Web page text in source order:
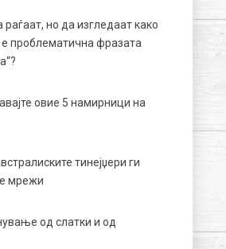
но да изгледаат како
проблематична фразата
овие 5 намирници на
тинејџери ги
мрежи
од слатки и од